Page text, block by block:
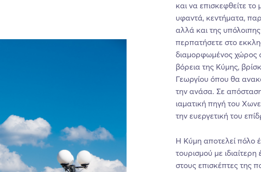
και να επισκεφθείτε
υφαντά, κεντήματα,
αλλά και της
περπατήσετε στο
διαμορφωμένος χώρος
βόρεια της Κύμης,
Γεωργίου όπου θα
την ανάσα. Σε απόσταση
ιαματική πηγή του
την ευεργετική του
Η Κύμη αποτελεί πόλο
τουρισμού με
στους επισκέπτες της